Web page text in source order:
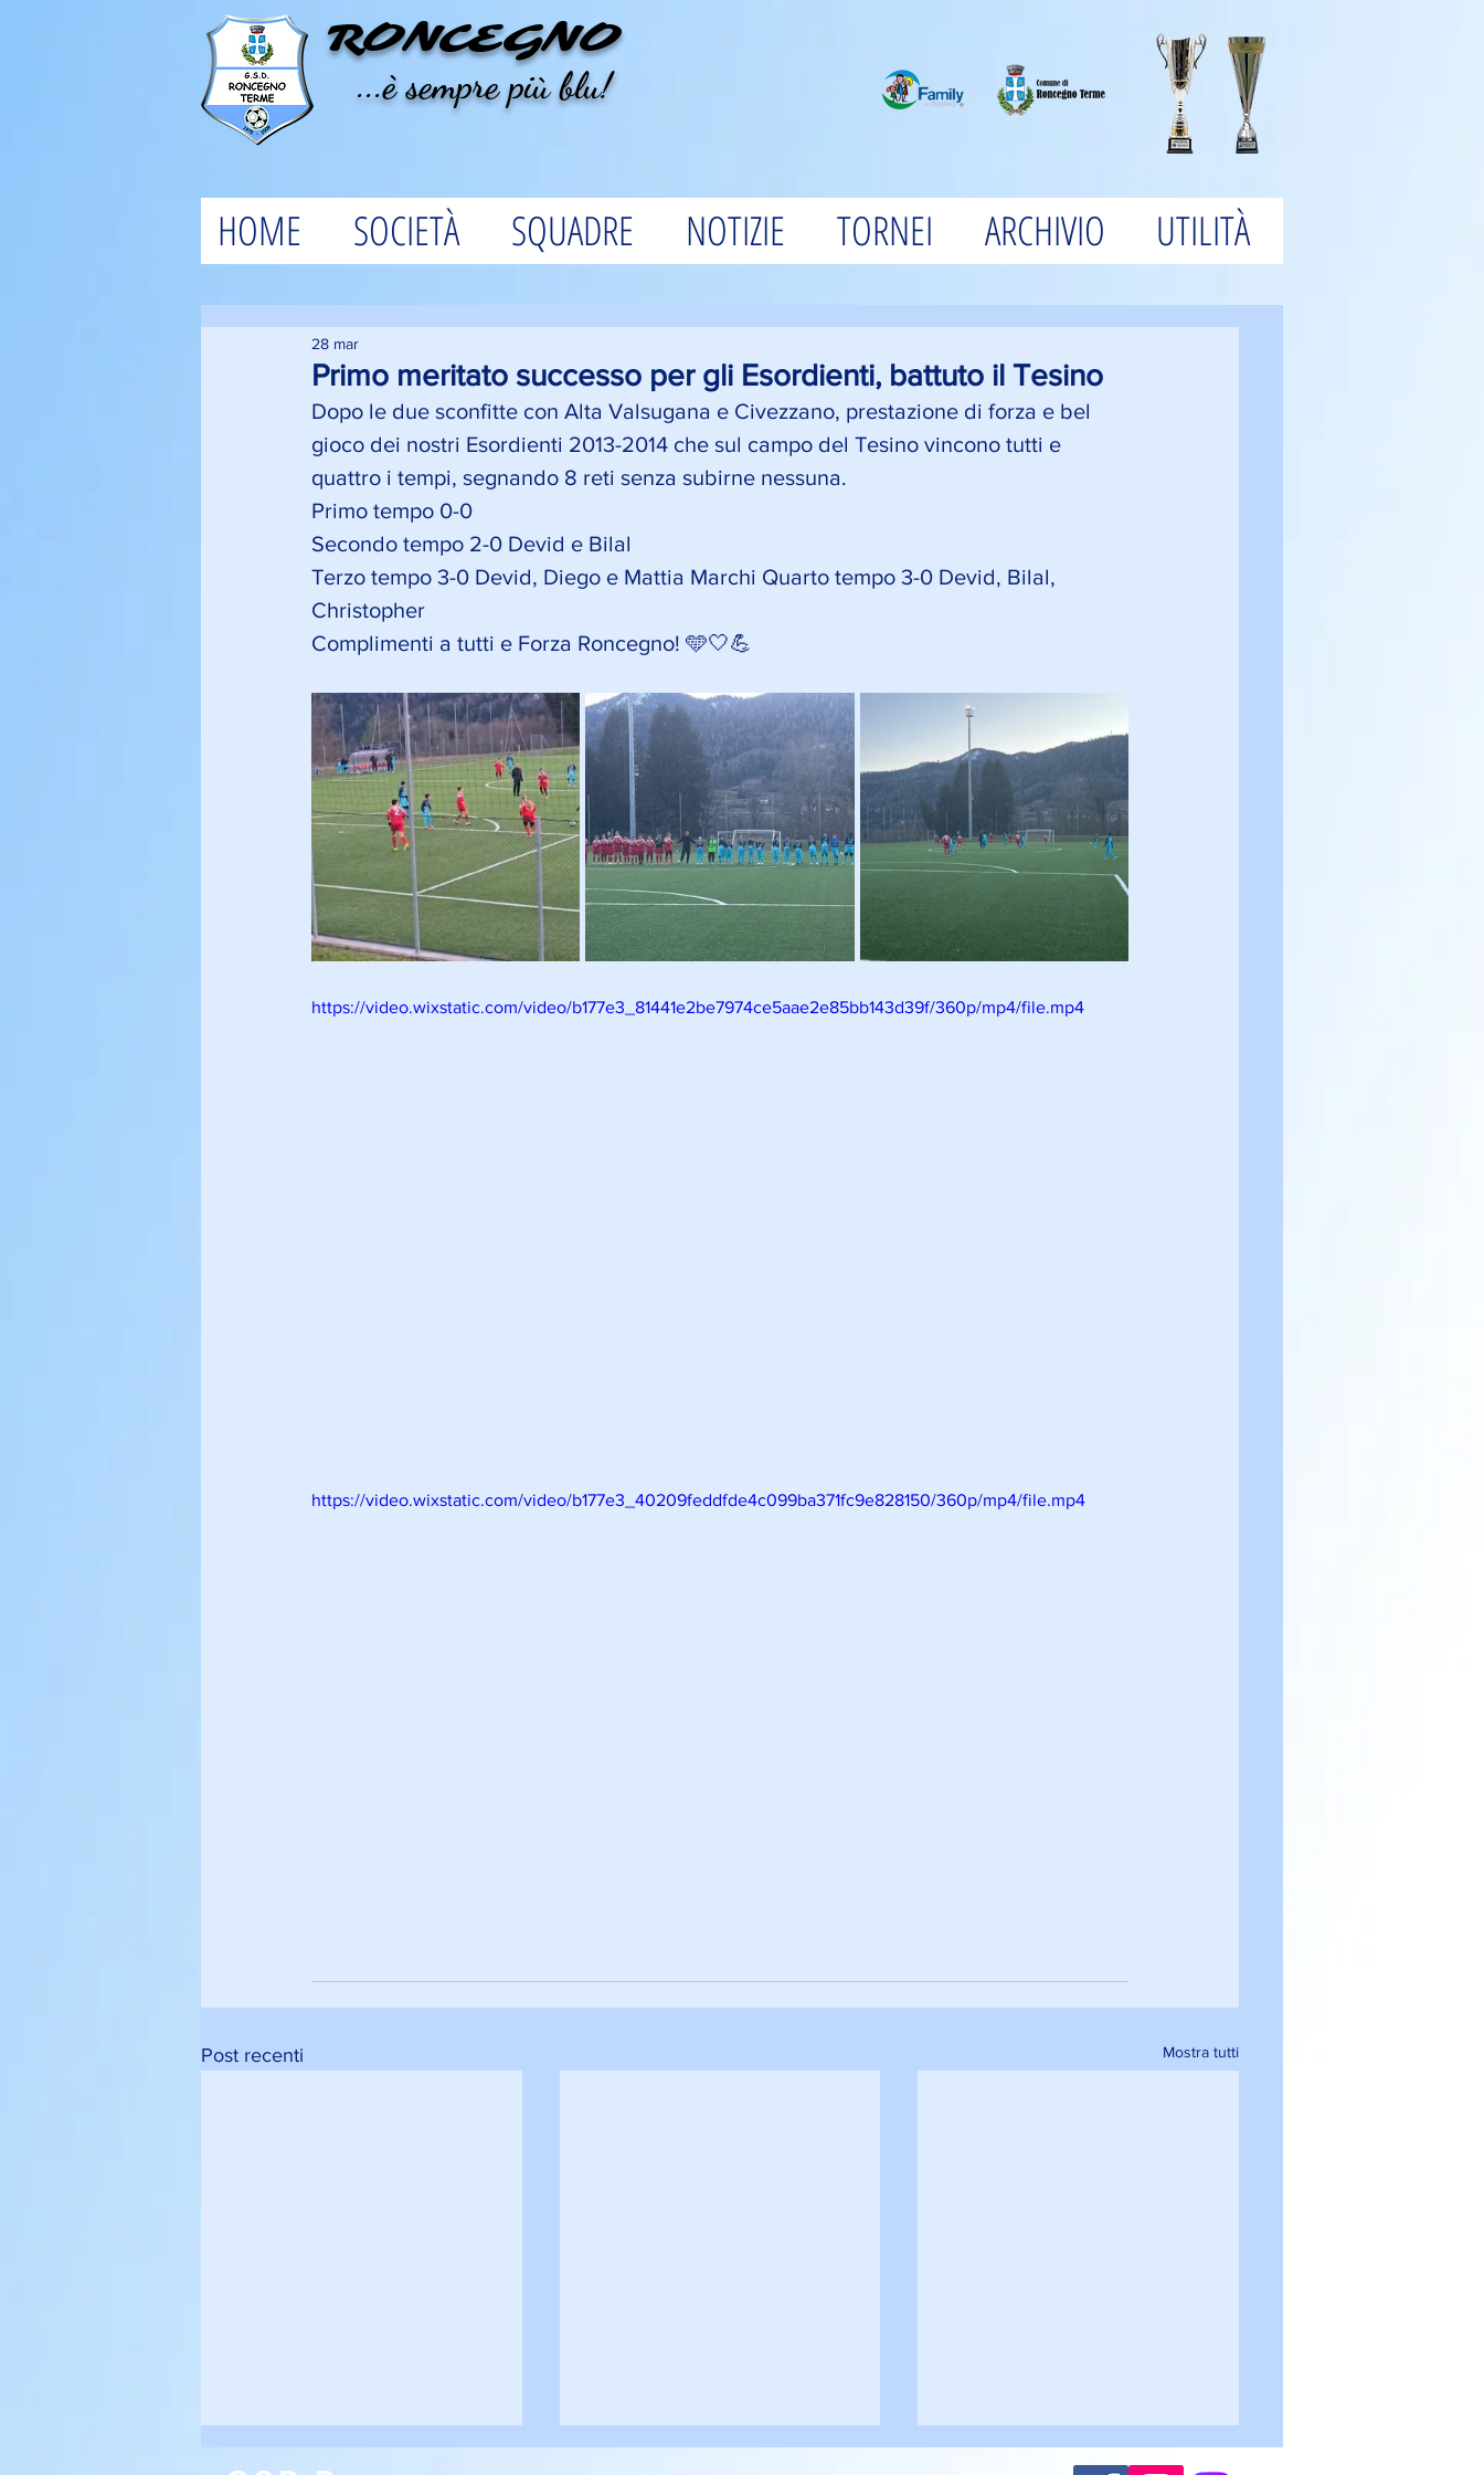
RONCEGNO
...è sempre più blu!
HOME SOCIETÀ SQUADRE NOTIZIE TORNEI ARCHIVIO UTILITÀ
Primo meritato successo per gli Esordienti, battuto il Tesino
28 mar
Dopo le due sconfitte con Alta Valsugana e Civezzano, prestazione di forza e bel
gioco dei nostri Esordienti 2013-2014 che sul campo del Tesino vincono tutti e
quattro i tempi, segnando 8 reti senza subirne nessuna.
Primo tempo 0-0
Secondo tempo 2-0 Devid e Bilal
Terzo tempo 3-0 Devid, Diego e Mattia Marchi Quarto tempo 3-0 Devid, Bilal,
Christopher
Complimenti a tutti e Forza Roncegno! 🩵🤍💪
https://video.wixstatic.com/video/b177e3_81441e2be7974ce5aae2e85bb143d39f/360p/mp4/file.mp4
https://video.wixstatic.com/video/b177e3_40209feddfde4c099ba371fc9e828150/360p/mp4/file.mp4
Post recenti Mostra tutti